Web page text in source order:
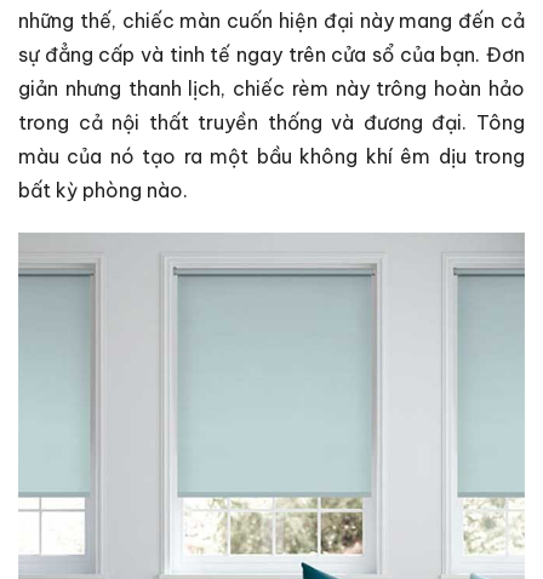
những thế, chiếc màn cuốn hiện đại này mang đến cả
sự đẳng cấp và tinh tế ngay trên cửa sổ của bạn. Đơn
giản nhưng thanh lịch, chiếc rèm này trông hoàn hảo
trong cả nội thất truyền thống và đương đại. Tông
màu của nó tạo ra một bầu không khí êm dịu trong
bất kỳ phòng nào.